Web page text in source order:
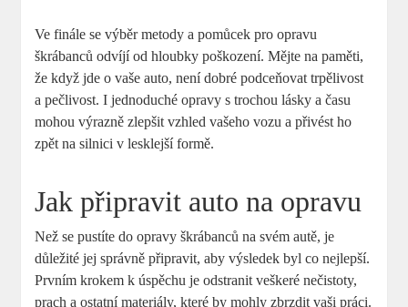
Ve finále se výběr metody a pomůcek pro opravu
škrábanců odvíjí od hloubky poškození. Mějte na paměti,
že když jde o vaše auto, není dobré podceňovat trpělivost
a pečlivost. I jednoduché opravy s trochou lásky a času
mohou výrazně zlepšit vzhled vašeho vozu a přivést ho
zpět na silnici v lesklejší formě.
Jak připravit auto na opravu
Než se pustíte do opravy škrábanců na svém autě, je
důležité jej správně připravit, aby výsledek byl co nejlepší.
Prvním krokem k úspěchu je odstranit veškeré nečistoty,
prach a ostatní materiály, které by mohly zbrzdit vaši práci.